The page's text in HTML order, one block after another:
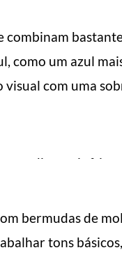
combinam
como um azul
com uma
bermudas de
tons